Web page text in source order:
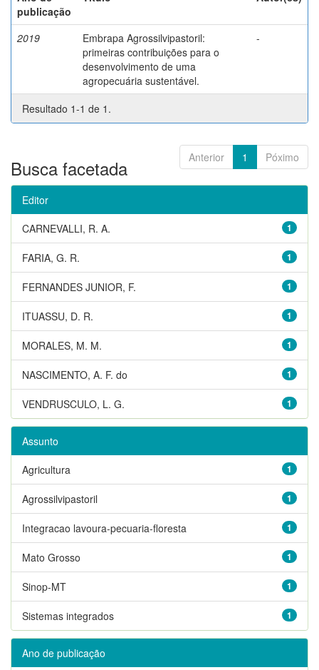
publicação
2019
Embrapa Agrossilvipastoril:
primeiras contribuições para o
desenvolvimento de uma
agropecuária sustentável.
-
Resultado 1-1 de 1.
Anterior 1 Póximo
Busca facetada
Editor
1
CARNEVALLI, R. A.
1
FARIA, G. R.
1
FERNANDES JUNIOR, F.
1
ITUASSU, D. R.
1
MORALES, M. M.
1
NASCIMENTO, A. F. do
1
VENDRUSCULO, L. G.
Assunto
1
Agricultura
1
Agrossilvipastoril
1
Integracao lavoura-pecuaria-floresta
1
Mato Grosso
1
Sinop-MT
1
Sistemas integrados
Ano de publicação